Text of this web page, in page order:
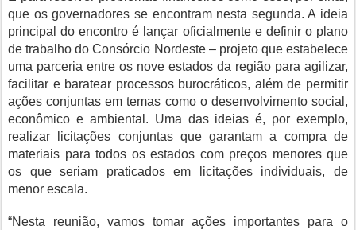
que os governadores se encontram nesta segunda. A ideia
principal do encontro é lançar oficialmente e definir o plano
de trabalho do Consórcio Nordeste – projeto que estabelece
uma parceria entre os nove estados da região para agilizar,
facilitar e baratear processos burocráticos, além de permitir
ações conjuntas em temas como o desenvolvimento social,
econômico e ambiental. Uma das ideias é, por exemplo,
realizar licitações conjuntas que garantam a compra de
materiais para todos os estados com preços menores que
os que seriam praticados em licitações individuais, de
menor escala.
“Nesta reunião, vamos tomar ações importantes para o